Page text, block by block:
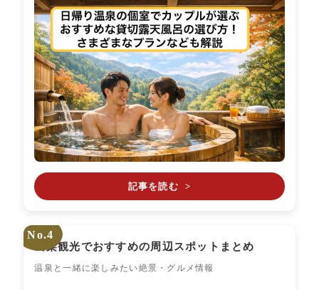
記事を読む >
No.4
山梨観光でおすすめの周辺スポットまとめ
温泉と一緒に楽しみたい絶景・グルメ情報